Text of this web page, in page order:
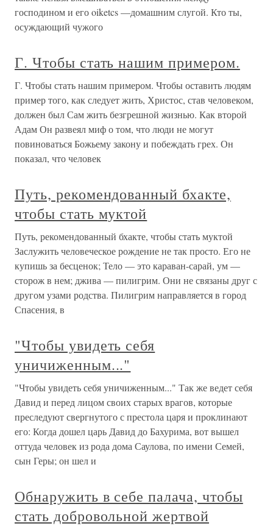
господином и его oiketcs —домашним слугой. Кто ты,
осуждающий чужого
Г. Чтобы стать нашим примером.
Г. Чтобы стать нашим примером. Чтобы оставить людям
пример того, как следует жить, Христос, став человеком,
должен был Сам жить безгрешной жизнью. Как второй
Адам Он развеял миф о том, что люди не могут
повиноваться Божьему закону и побеждать грех. Он
показал, что человек
Путь, рекомендованный бхакте,
чтобы стать муктой
Путь, рекомендованный бхакте, чтобы стать муктой
Заслужить человеческое рождение не так просто. Его не
купишь за бесценок; Тело — это караван-сарай, ум —
сторож в нем; джива — пилигрим. Они не связаны друг с
другом узами родства. Пилигрим направляется в город
Спасения, в
"Чтобы увидеть себя
уничиженным..."
"Чтобы увидеть себя уничиженным..." Так же ведет себя
Давид и перед лицом своих старых врагов, которые
преследуют свергнутого с престола царя и проклинают
его: Когда дошел царь Давид до Бахурима, вот вышел
оттуда человек из рода дома Саулова, по имени Семей,
сын Геры; он шел и
Обнаружить в себе палача, чтобы
стать добровольной жертвой